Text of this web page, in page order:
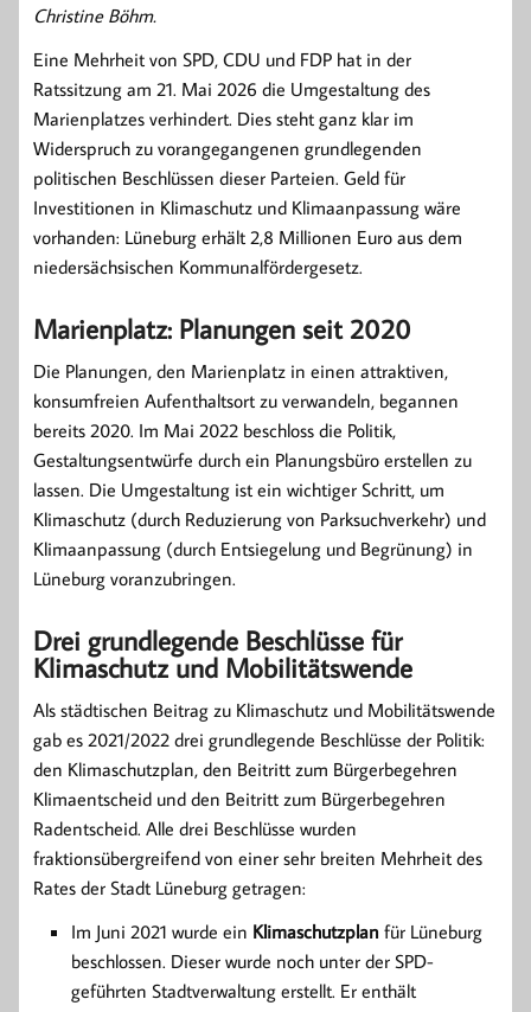
Christine Böhm.
Eine Mehrheit von SPD, CDU und FDP hat in der
Ratssitzung am 21. Mai 2026 die Umgestaltung des
Marienplatzes verhindert. Dies steht ganz klar im
Widerspruch zu vorangegangenen grundlegenden
politischen Beschlüssen dieser Parteien. Geld für
Investitionen in Klimaschutz und Klimaanpassung wäre
vorhanden: Lüneburg erhält 2,8 Millionen Euro aus dem
niedersächsischen Kommunalfördergesetz.
Marienplatz: Planungen seit 2020
Die Planungen, den Marienplatz in einen attraktiven,
konsumfreien Aufenthaltsort zu verwandeln, begannen
bereits 2020. Im Mai 2022 beschloss die Politik,
Gestaltungsentwürfe durch ein Planungsbüro erstellen zu
lassen. Die Umgestaltung ist ein wichtiger Schritt, um
Klimaschutz (durch Reduzierung von Parksuchverkehr) und
Klimaanpassung (durch Entsiegelung und Begrünung) in
Lüneburg voranzubringen.
Drei grundlegende Beschlüsse für
Klimaschutz und Mobilitätswende
Als städtischen Beitrag zu Klimaschutz und Mobilitätswende
gab es 2021/2022 drei grundlegende Beschlüsse der Politik:
den Klimaschutzplan, den Beitritt zum Bürgerbegehren
Klimaentscheid und den Beitritt zum Bürgerbegehren
Radentscheid. Alle drei Beschlüsse wurden
fraktionsübergreifend von einer sehr breiten Mehrheit des
Rates der Stadt Lüneburg getragen:
Im Juni 2021 wurde ein Klimaschutzplan für Lüneburg
beschlossen. Dieser wurde noch unter der SPD-
geführten Stadtverwaltung erstellt. Er enthält